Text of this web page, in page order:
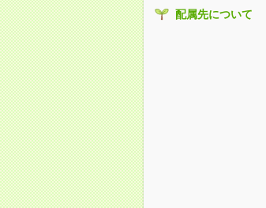
配属先について